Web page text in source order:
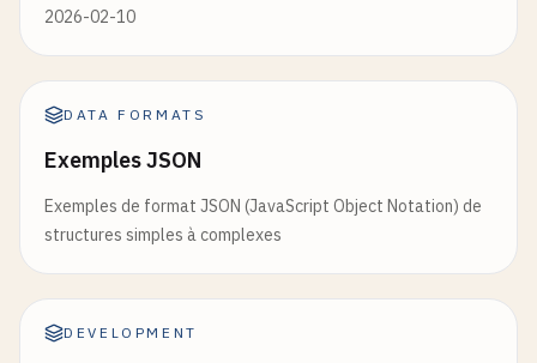
2026-02-10
DATA FORMATS
Exemples JSON
Exemples de format JSON (JavaScript Object Notation) de
structures simples à complexes
DEVELOPMENT